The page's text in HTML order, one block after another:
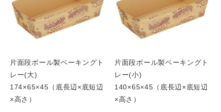
片面段ボール製ベーキングト
レー(大)
174×65×45（底長辺×底短辺
×高さ）
片面段ボール製ベーキングト
レー(小)
140×65×45（底長辺×底短辺
×高さ）